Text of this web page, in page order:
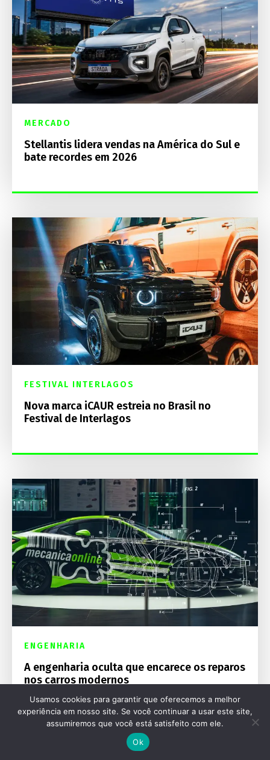
MERCADO
Stellantis lidera vendas na América do Sul e
bate recordes em 2026
FESTIVAL INTERLAGOS
Nova marca iCAUR estreia no Brasil no
Festival de Interlagos
ENGENHARIA
A engenharia oculta que encarece os reparos
nos carros modernos
Usamos cookies para garantir que oferecemos a melhor
experiência em nosso site. Se você continuar a usar este site,
assumiremos que você está satisfeito com ele.
Ok